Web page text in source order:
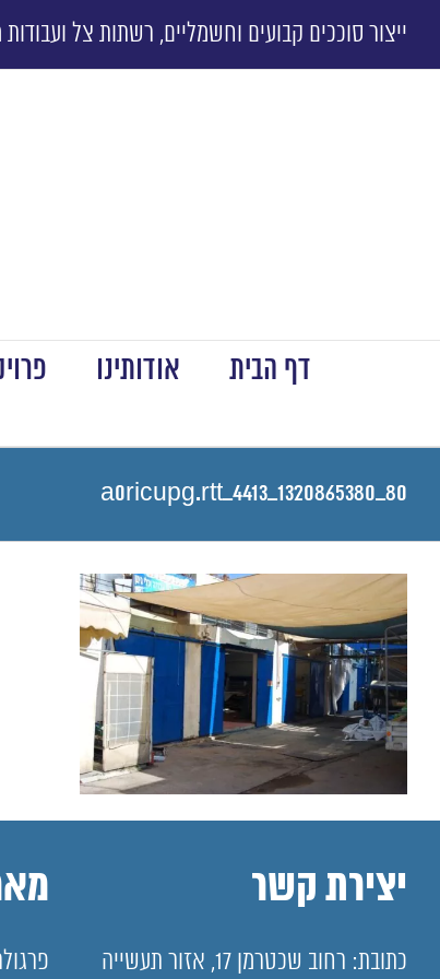
ייצור סוככים קבועים וחשמליים, רשתות צל
דף הבית אודותינו
a0ricupg.rtt_4413_1320865380_80
יצירת קשר
כתובת: רחוב שכטרמן 17, אזור תעשייה